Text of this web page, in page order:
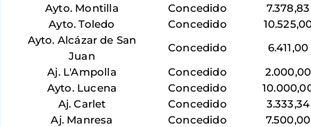
Ayto. Montilla
Concedido
7.378,83
Ayto. Toledo
Concedido
Ayto. Alcázar de San
Juan
Concedido
6.411,00
Aj. L'Ampolla
Concedido
2.000,00
Ayto. Lucena
Concedido
Aj. Carlet
Concedido
3.333,34
Aj. Manresa
Concedido
7.500,00